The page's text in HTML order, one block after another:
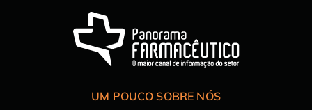
UM POUCO SOBRE NÓS